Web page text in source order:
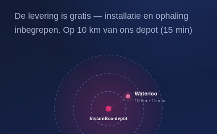
De levering is gratis — installatie en ophaling
inbegrepen. Op 10 km van ons depot (15 min)
InstantBox-depot
Waterloo
10 km · 15 min